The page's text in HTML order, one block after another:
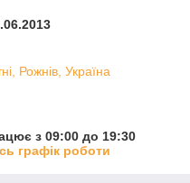
Рожнів, Україна
з 09:00 до 19:30
графік роботи